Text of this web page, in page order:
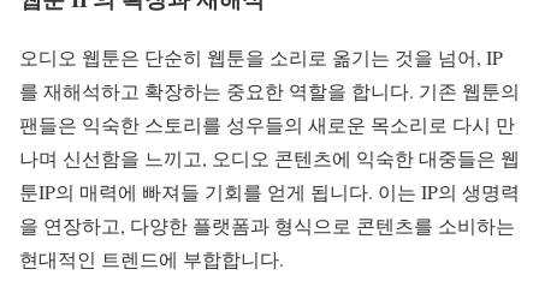
오디오 웹툰은 단순히 웹툰을 소리로 옮기는 것을 넘어, IP
를 재해석하고 확장하는 중요한 역할을 합니다. 기존 웹툰의
팬들은 익숙한 스토리를 성우들의 새로운 목소리로 다시 만
나며 신선함을 느끼고, 오디오 콘텐츠에 익숙한 대중들은 웹
툰IP의 매력에 빠져들 기회를 얻게 됩니다. 이는 IP의 생명력
을 연장하고, 다양한 플랫폼과 형식으로 콘텐츠를 소비하는
현대적인 트렌드에 부합합니다.